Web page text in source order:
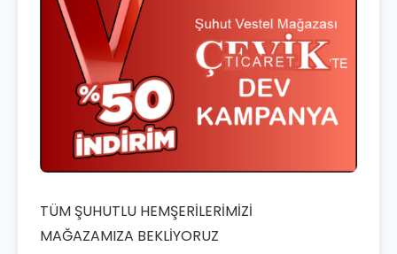
TÜM ŞUHUTLU HEMŞERİLERİMİZİ
MAĞAZAMIZA BEKLİYORUZ